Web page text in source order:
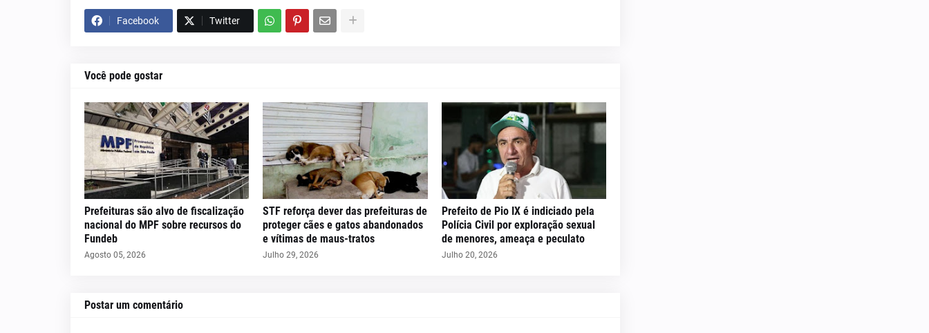
Facebook Twitter
Você pode gostar
Prefeituras são alvo de fiscalização
nacional do MPF sobre recursos do
Fundeb
Agosto 05, 2026
STF reforça dever das prefeituras de
proteger cães e gatos abandonados
e vítimas de maus-tratos
Julho 29, 2026
Prefeito de Pio IX é indiciado pela
Polícia Civil por exploração sexual
de menores, ameaça e peculato
Julho 20, 2026
Postar um comentário